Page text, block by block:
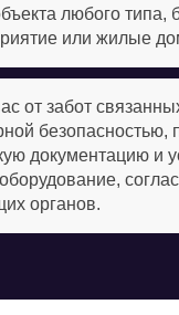
любого типа,
или жилые
от забот
безопасностью,
документацию и
органов.